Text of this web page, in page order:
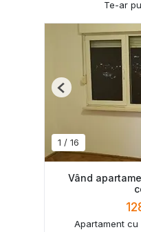
Te-ar
1 / 16
Previous
Vând
Apartament